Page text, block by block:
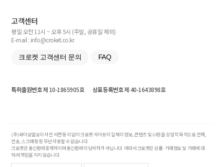
고객센터
평일 오전 11시 ~ 오후 5시 (주말, 공휴일 제외)
E-mail : info@croket.co.kr
크로켓 고객센터 문의 FAQ
특허출원번호제 10-1865905호 상표등록번호제 40-1643898호
(주)와이오엘오의 사전 서면 동의 없이 크로켓 사이트의 일체의 정보, 콘텐츠 및 UI등을 상업적 목적으로 전재,
전송, 스크래핑 등 무단 사용할 수 없습니다.
크로켓은 통신판매중개자이며 통신판매의 당사자가 아닙니다. 따라서 크로켓은 상품·거래정보 및 거래에 대
하여 책임을 지지 않습니다.